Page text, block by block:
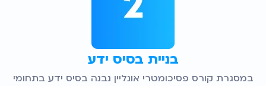
בניית בסיס ידע
במסגרת קורס פסיכומטרי אונליין נבנה בסיס ידע בתחומי